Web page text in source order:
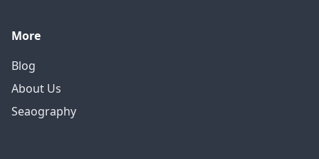
More
Blog
About Us
Seaography